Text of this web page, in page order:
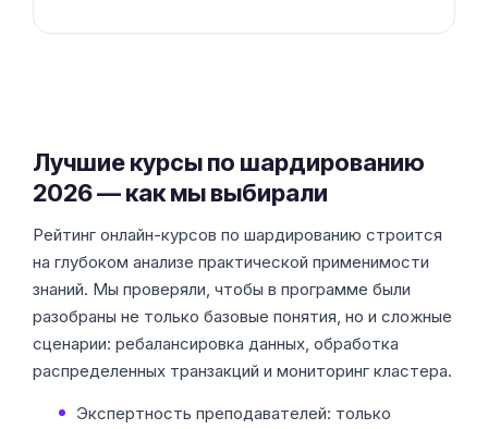
Лучшие курсы по шардированию
2026 — как мы выбирали
Рейтинг онлайн-курсов по шардированию строится
на глубоком анализе практической применимости
знаний. Мы проверяли, чтобы в программе были
разобраны не только базовые понятия, но и сложные
сценарии: ребалансировка данных, обработка
распределенных транзакций и мониторинг кластера.
Экспертность преподавателей: только